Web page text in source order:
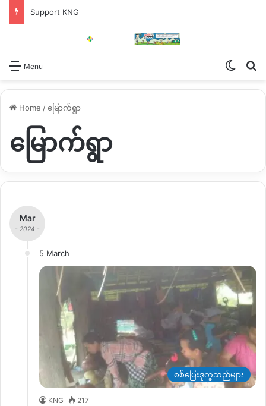
Support KNG
Menu
Home /မြောက်ရွာ
မြောက်ရွာ
Mar
- 2024 -
5 March
စစ်ပြေးဒုက္ခသည်များ
KNG 217